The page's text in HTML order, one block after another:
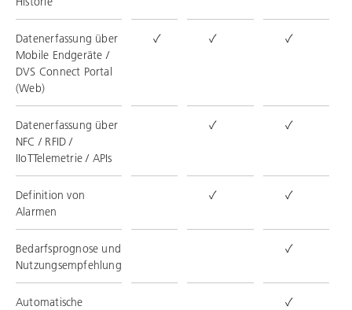
Datenerfassung über
Mobile Endgeräte /
DVS Connect Portal
(Web)
✓ ✓ ✓
Datenerfassung über
NFC / RFID /
IIoTTelemetrie / APIs
✓ ✓
Definition von
Alarmen
✓ ✓
Bedarfsprognose und
Nutzungsempfehlung
✓
Automatische
✓